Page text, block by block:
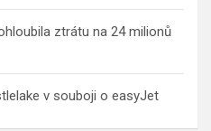
ztrátu na 24 milionů
v souboji o easyJet